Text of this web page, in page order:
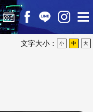
文字大小： 小 中 大